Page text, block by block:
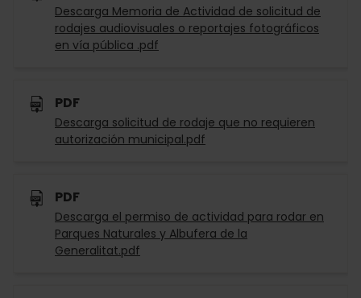
Descarga Memoria de Actividad de solicitud de
rodajes audiovisuales o reportajes fotográficos
en vía pública .pdf
PDF
Descarga solicitud de rodaje que no requieren
autorización municipal.pdf
PDF
Descarga el permiso de actividad para rodar en
Parques Naturales y Albufera de la
Generalitat.pdf